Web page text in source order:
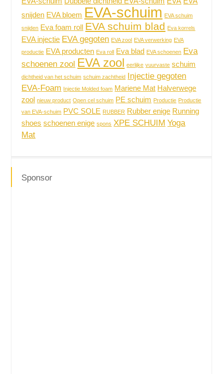
snijden EVA bloem EVA-schuim EVA schuim
snijden Eva foam roll EVA schuim blad Eva korrels
EVA injectie EVA gegoten EVA zool EVA verwerking EVA
productie EVA producten Eva roll Eva blad EVA schoenen Eva
schoenen zool EVA zool eerlijke vuurvaste schuim
dichtheid van het schuim schuim zachtheid Injectie gegoten
EVA-Foam
Injectie Molded foam Mariene Mat Halverwege
zool
nieuw product Open cel schuim PE schuim Productie Productie
van EVA-schuim PVC SOLE RUBBER Rubber enige Running
shoes schoenen enige spons XPE SCHUIM Yoga
Mat
Sponsor